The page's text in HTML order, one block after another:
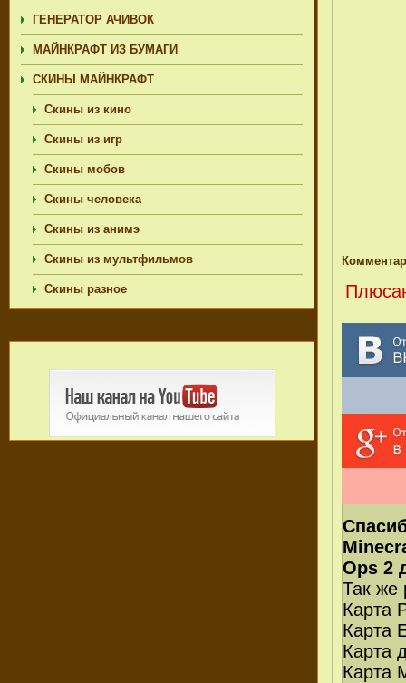
ГЕНЕРАТОР АЧИВОК
МАЙНКРАФТ ИЗ БУМАГИ
СКИНЫ МАЙНКРАФТ
Скины из кино
Скины из игр
Скины мобов
Скины человека
Скины из анимэ
Скины из мультфильмов
Скины разное
Ops 2
Так же
Карта
Карта
Карта
Карта